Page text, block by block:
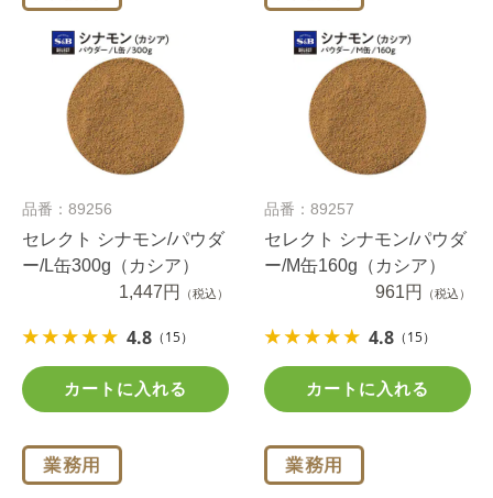
品番：89256
セレクト シナモン/パウダ
ー/L缶300g（カシア）
1,447円
（税込）
4.8 （15）
カートに入れる
品番：89257
セレクト シナモン/パウダ
ー/M缶160g（カシア）
961円
（税込）
4.8 （15）
カートに入れる